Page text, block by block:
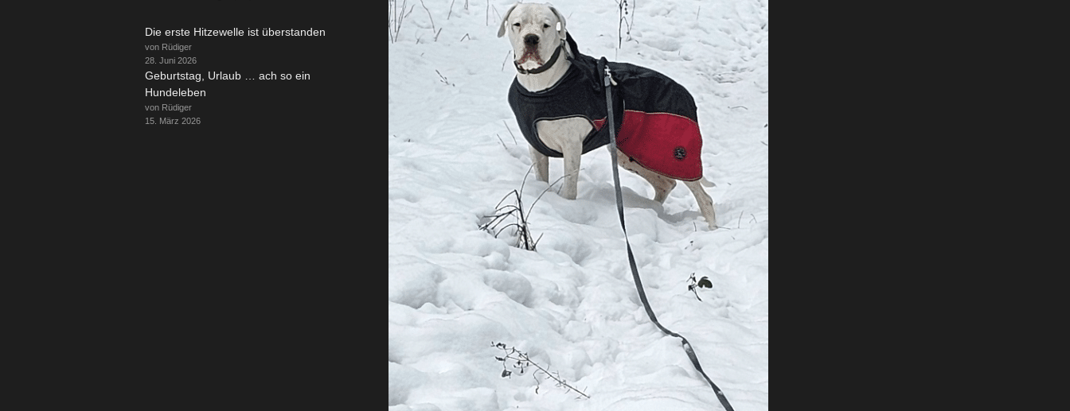
Die erste Hitzewelle ist überstanden
von Rüdiger
28. Juni 2026
Geburtstag, Urlaub … ach so ein
Hundeleben
von Rüdiger
15. März 2026